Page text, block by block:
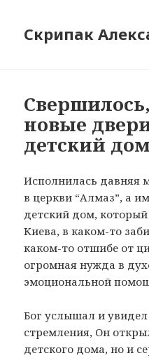
Скрипак
новые
детский дом
Исполнилась давняя
в церкви “Алмаз”, а
детский дом,
Киева, в каком-то
каком-то отшибе от
огромная нужда в
эмоциональной
Бог услышал и
стремления, Он
детского дома, но и